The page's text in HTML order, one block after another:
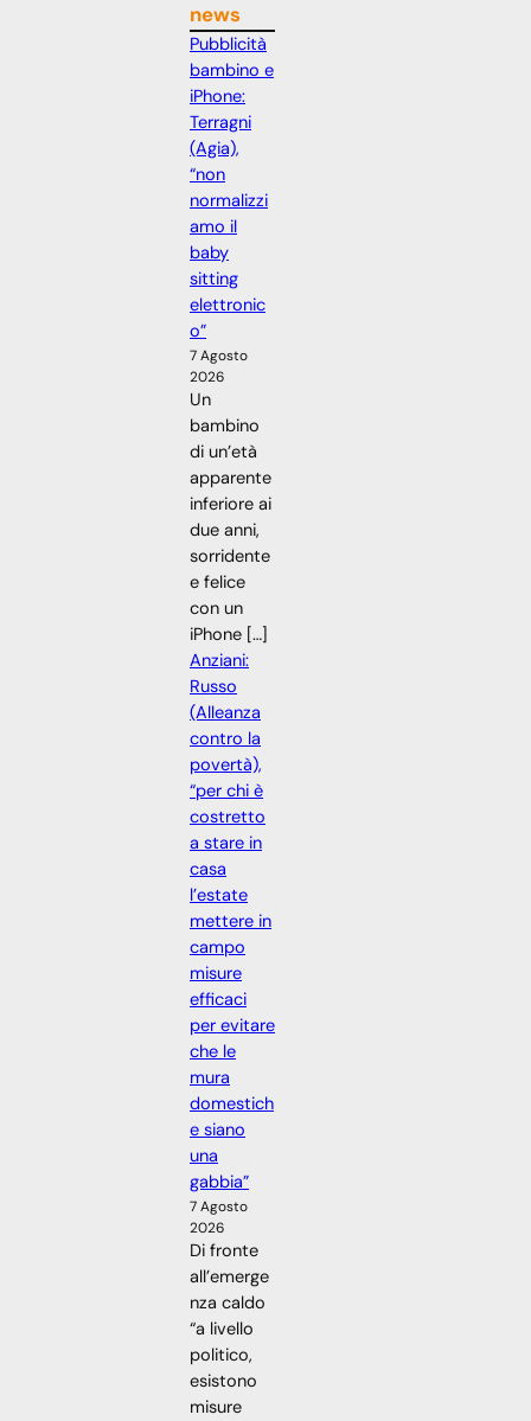
news
Pubblicità
bambino e
iPhone:
Terragni
(Agia),
“non
normalizzi
amo il
baby
sitting
elettronic
o”
7 Agosto
2026
Un
bambino
di un’età
apparente
inferiore ai
due anni,
sorridente
e felice
con un
iPhone […]
Anziani:
Russo
(Alleanza
contro la
povertà),
“per chi è
costretto
a stare in
casa
l’estate
mettere in
campo
misure
efficaci
per evitare
che le
mura
domestich
e siano
una
gabbia”
7 Agosto
2026
Di fronte
all’emerge
nza caldo
“a livello
politico,
esistono
misure